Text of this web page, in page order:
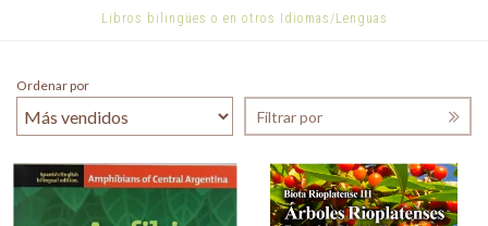
Libros bilingües o en otros Idiomas/Lenguas
Ordenar por
Filtrar por